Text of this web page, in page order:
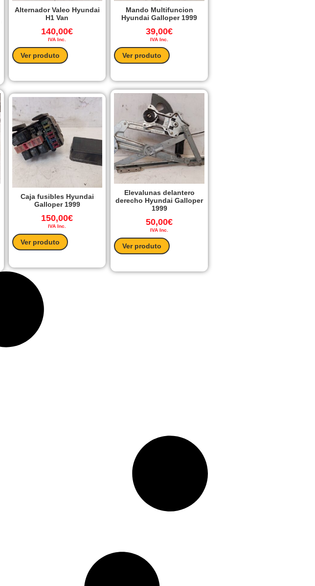
Alternador Valeo Hyundai
H1 Van
140,00€
IVA Inc.
Ver produto
Mando Multifuncion
Hyundai Galloper 1999
39,00€
IVA Inc.
Ver produto
Caja fusibles Hyundai
Galloper 1999
150,00€
IVA Inc.
Ver produto
Elevalunas delantero
derecho Hyundai Galloper
1999
50,00€
IVA Inc.
Ver produto